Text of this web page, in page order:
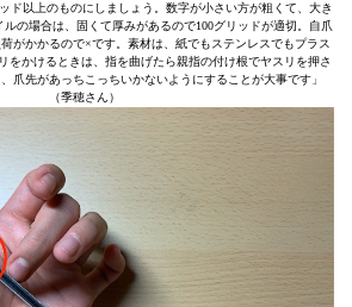
ド以上のものにしましょう。数字が小さい方が粗くて、大き
の場合は、固くて厚みがあるので100グリッドが適切。自爪
がかかるので×です。素材は、紙でもステンレスでもプラス
をかけるときは、指を曲げたら親指の付け根でヤスリを押さ
爪先があっちこっちいかないようにすることが大事です」
（季穂さん）